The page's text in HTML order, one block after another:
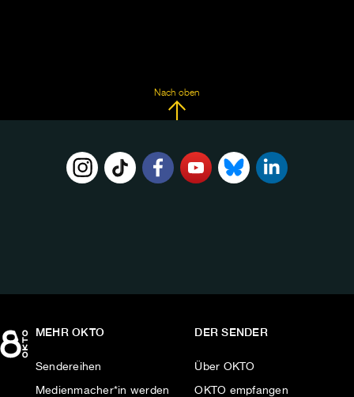
Nach oben
MEHR OKTO
Sendereihen
Medienmacher*in werden
DER SENDER
Über OKTO
OKTO empfangen